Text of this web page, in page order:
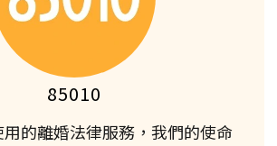
85010
的離婚法律服務，我們的使命